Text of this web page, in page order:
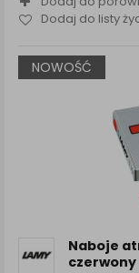
Dodaj do listy
NOWOŚĆ
Naboje
czerwony